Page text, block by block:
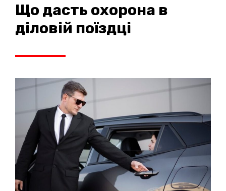
Що дасть охорона в
діловій поїздці